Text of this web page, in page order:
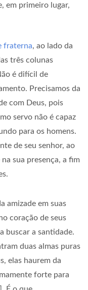
em primeiro lugar,
fraterna, ao lado da
três colunas
é difícil de
Precisamos da
com Deus, pois
servo não é capaz
para os homens.
de seu senhor, ao
sua presença, a fim
amizade em suas
coração de seus
buscar a santidade.
duas almas puras
elas haurem da
forte para